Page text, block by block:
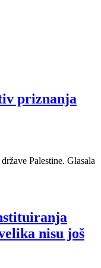
priznanja
Palestine. Glasala
nisu još